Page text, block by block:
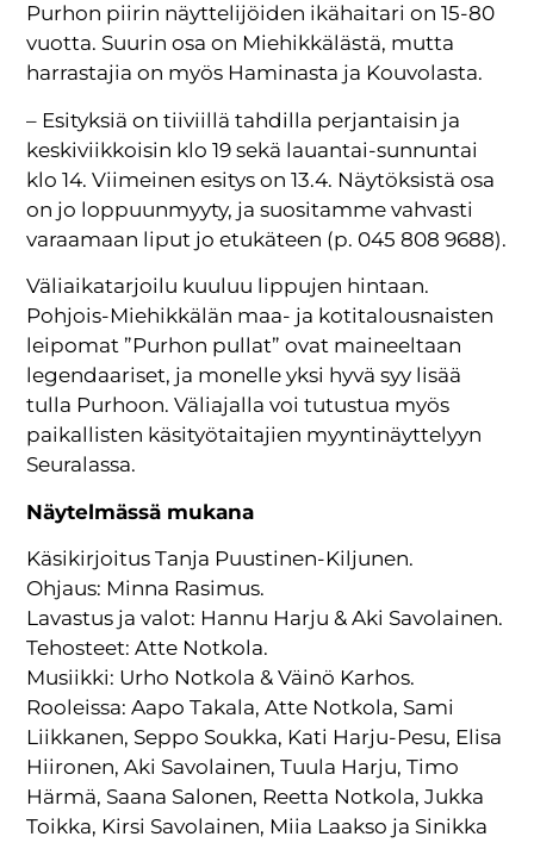
Purhon piirin näyttelijöiden ikähaitari on 15-80
vuotta. Suurin osa on Miehikkälästä, mutta
harrastajia on myös Haminasta ja Kouvolasta.
– Esityksiä on tiiviillä tahdilla perjantaisin ja
keskiviikkoisin klo 19 sekä lauantai-sunnuntai
klo 14. Viimeinen esitys on 13.4. Näytöksistä osa
on jo loppuunmyyty, ja suositamme vahvasti
varaamaan liput jo etukäteen (p. 045 808 9688).
Väliaikatarjoilu kuuluu lippujen hintaan.
Pohjois-Miehikkälän maa- ja kotitalousnaisten
leipomat ”Purhon pullat” ovat maineeltaan
legendaariset, ja monelle yksi hyvä syy lisää
tulla Purhoon. Väliajalla voi tutustua myös
paikallisten käsityötaitajien myyntinäyttelyyn
Seuralassa.
Näytelmässä mukana
Käsikirjoitus Tanja Puustinen-Kiljunen.
Ohjaus: Minna Rasimus.
Lavastus ja valot: Hannu Harju & Aki Savolainen.
Tehosteet: Atte Notkola.
Musiikki: Urho Notkola & Väinö Karhos.
Rooleissa: Aapo Takala, Atte Notkola, Sami
Liikkanen, Seppo Soukka, Kati Harju-Pesu, Elisa
Hiironen, Aki Savolainen, Tuula Harju, Timo
Härmä, Saana Salonen, Reetta Notkola, Jukka
Toikka, Kirsi Savolainen, Miia Laakso ja Sinikka